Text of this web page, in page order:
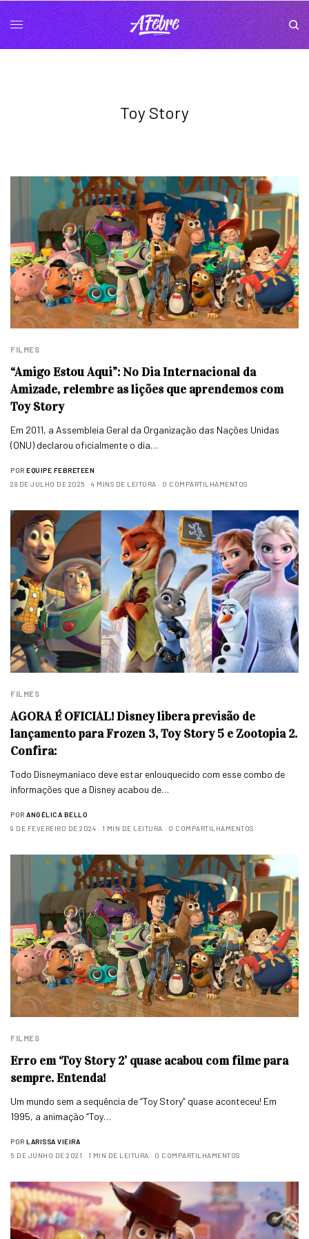
Toy Story
FILMES
“Amigo Estou Aqui”: No Dia Internacional da
Amizade, relembre as lições que aprendemos com
Toy Story
Em 2011, a Assembleia Geral da Organização das Nações Unidas
(ONU) declarou oficialmente o dia…
POR EQUIPE FEBRETEEN
28 DE JULHO DE 2025
4 MINS DE LEITURA 0 COMPARTILHAMENTOS
FILMES
AGORA É OFICIAL! Disney libera previsão de
lançamento para Frozen 3, Toy Story 5 e Zootopia 2.
Confira:
Todo Disneymaníaco deve estar enlouquecido com esse combo de
informações que a Disney acabou de…
POR ANGÉLICA BELLO
9 DE FEVEREIRO DE 2024
1 MIN DE LEITURA 0 COMPARTILHAMENTOS
FILMES
Erro em ‘Toy Story 2’ quase acabou com filme para
sempre. Entenda!
Um mundo sem a sequência de “Toy Story” quase aconteceu! Em
1995, a animação “Toy…
POR LARISSA VIEIRA
5 DE JUNHO DE 2021
1 MIN DE LEITURA 0 COMPARTILHAMENTOS